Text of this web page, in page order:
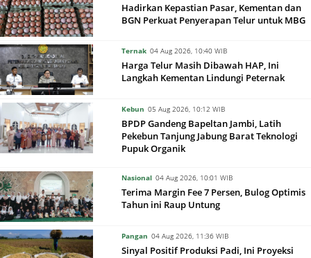
Hadirkan Kepastian Pasar, Kementan dan
BGN Perkuat Penyerapan Telur untuk MBG
Ternak 04 Aug 2026, 10:40 WIB
Harga Telur Masih Dibawah HAP, Ini
Langkah Kementan Lindungi Peternak
Kebun 05 Aug 2026, 10:12 WIB
BPDP Gandeng Bapeltan Jambi, Latih
Pekebun Tanjung Jabung Barat Teknologi
Pupuk Organik
Nasional 04 Aug 2026, 10:01 WIB
Terima Margin Fee 7 Persen, Bulog Optimis
Tahun ini Raup Untung
Pangan 04 Aug 2026, 11:36 WIB
Sinyal Positif Produksi Padi, Ini Proyeksi